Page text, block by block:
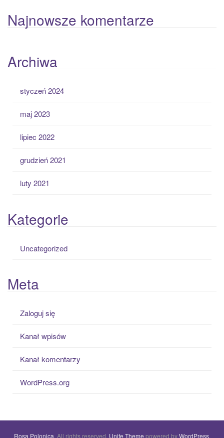
Najnowsze komentarze
Archiwa
styczeń 2024
maj 2023
lipiec 2022
grudzień 2021
luty 2021
Kategorie
Uncategorized
Meta
Zaloguj się
Kanał wpisów
Kanał komentarzy
WordPress.org
Rosa Polonica . All rights reserved. Unite Theme powered byWordPress.